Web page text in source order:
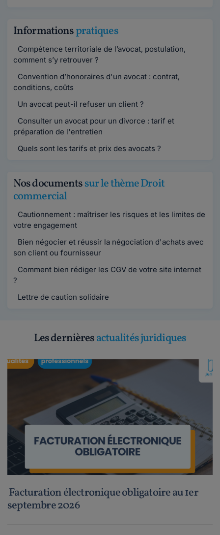
Informationspratiques
Compétence territoriale de l’avocat, postulation,
comment s’y retrouver ?
Convention d’honoraires d'un avocat : contrat,
conditions, coûts
Un avocat peut-il refuser un client ?
Consulter un avocat pour un divorce : tarif et
préparation de l'entretien
Quels sont les tarifs et prix des avocats ?
Nos documentssur le thème Droit
commercial
Cautionnement : maîtriser les risques et les limites de
votre engagement
Bien négocier et réussir la négociation d'achats avec
son client ou fournisseur
Comment bien rédiger les CGV de votre site internet
?
Lettre de caution solidaire
Les dernièresactualités juridiques
Facturation électronique obligatoire au 1er
septembre 2026